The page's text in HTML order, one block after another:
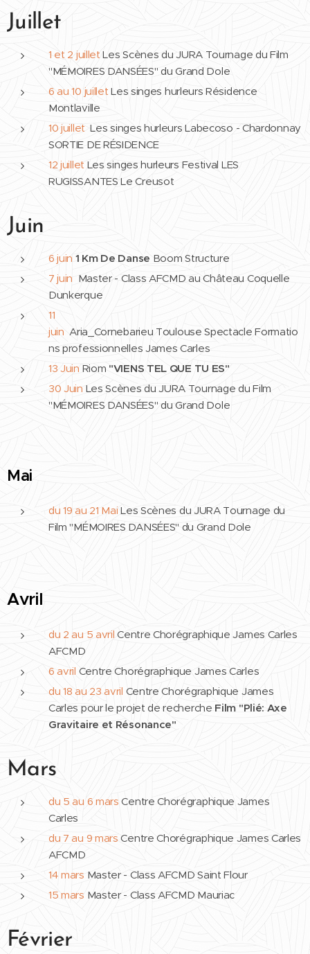
Juillet
1 et 2 juilletLes Scènes du JURA Tournage du Film
"MÉMOIRES DANSÉES" du Grand Dole
6 au10 juillet Les singes hurleurs Résidence
Montlaville
10 juillet Les singes hurleurs Labecoso - Chardonnay
SORTIE DE RÉSIDENCE
12 juillet Les singes hurleurs Festival LES
RUGISSANTES Le Creusot
Juin
6 juin 1 Km De Danse Boom Structure
7 juin Master - Class AFCMD au Château Coquelle
Dunkerque
11
juin Aria_Cornebarieu Toulouse Spectacle Formatio
ns professionnelles James Carles
13 Juin Riom "VIENS TEL QUE TU ES"
30 Juin Les Scènes du JURA Tournage du Film
"MÉMOIRES DANSÉES" du Grand Dole
Mai
du 19 au 21 Mai Les Scènes du JURA Tournage du
Film "MÉMOIRES DANSÉES" du Grand Dole
Avril
du 2 au 5 avrilCentre Chorégraphique James Carles
AFCMD
6 avril Centre Chorégraphique James Carles
du 18 au 23 avril Centre Chorégraphique James
Carles pour le projet de recherche Film "Plié: Axe
Gravitaire et Résonance"
Mars
du 5 au 6 mars Centre Chorégraphique James
Carles
du 7 au 9 marsCentre Chorégraphique James Carles
AFCMD
14 mars Master - Class AFCMD Saint Flour
15 mars Master - Class AFCMD Mauriac
Février